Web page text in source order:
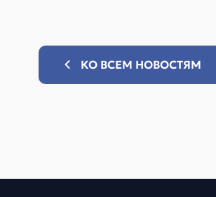
КО ВСЕМ НОВОСТЯМ